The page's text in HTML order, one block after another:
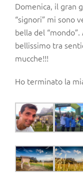
Domenica, il gran
“signori” mi sono
bella del
bellissimo tra
mucche!!!
Ho terminato la